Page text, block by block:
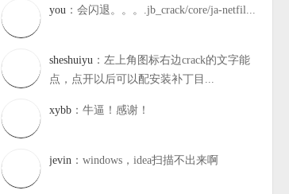
you ：会闪退。。。.jb_crack/core/ja-netfil...
sheshuiyu ：左上角图标右边crack的文字能
点，点开以后可以配安装补丁目...
xybb ：牛逼！感谢！
jevin ：windows，idea扫描不出来啊